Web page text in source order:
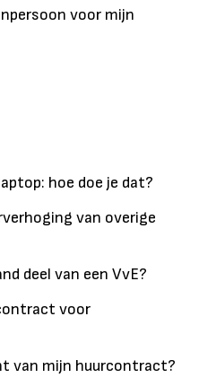
voor mijn
hoe doe je dat?
van overige
deel van een VvE?
voor
van mijn huurcontract?